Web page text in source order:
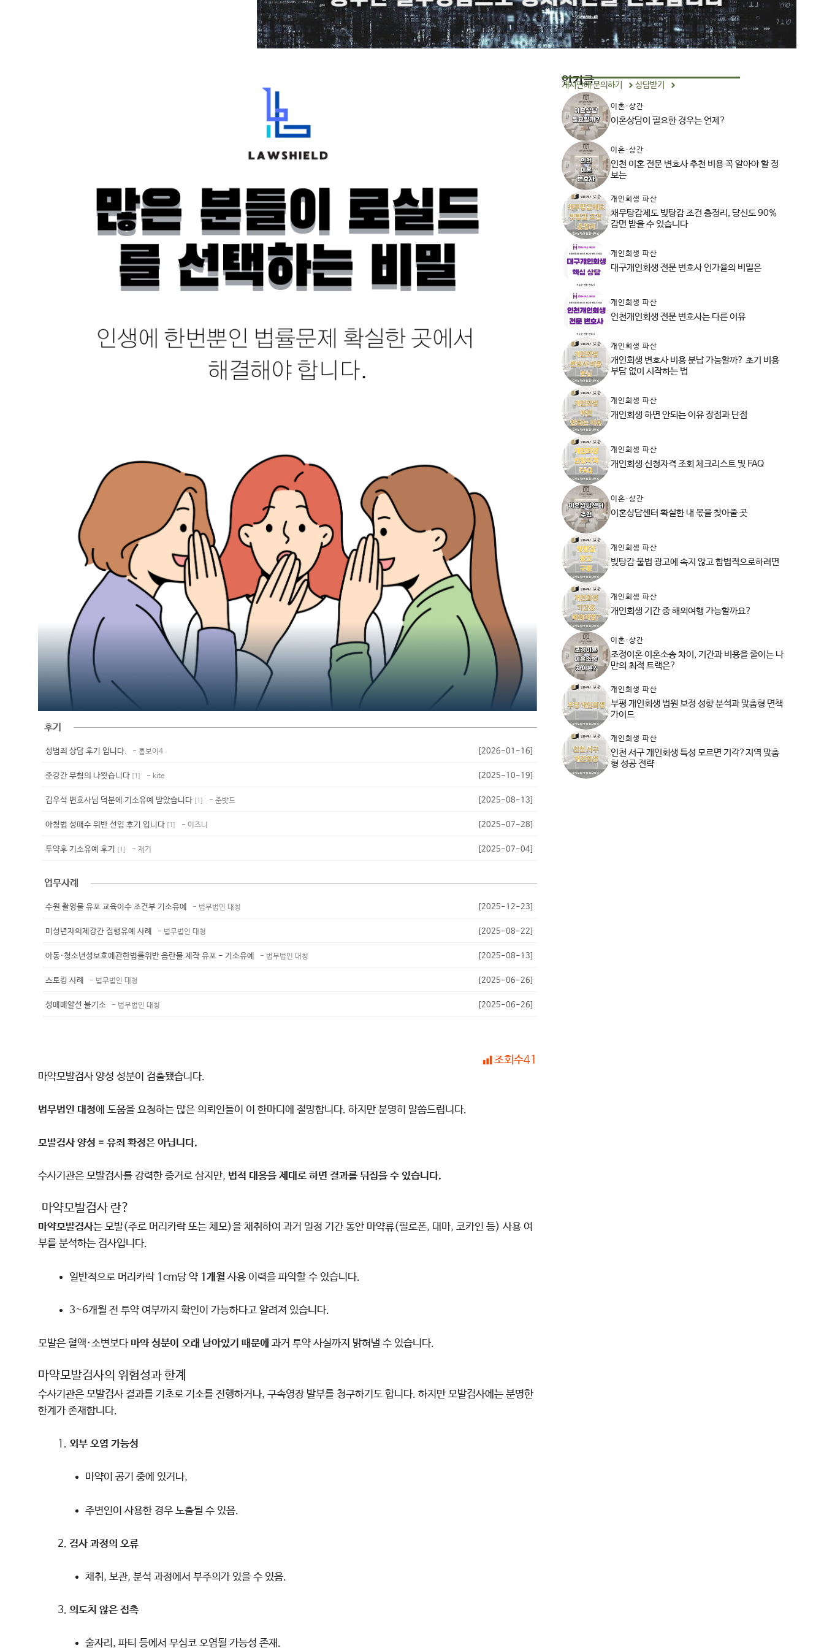
후기
성범죄 상담 후기 입니다. - 톰보이4 [2026-01-16]
준강간 무혐의 나왓습니다 [1 ] - kite [2025-10-19]
김우석 변호사님 덕분에 기소유예 받았습니다 [1 ] - 준밧드 [2025-08-13]
아청법 성매수 위반 선임 후기 입니다 [1 ] - 이즈니 [2025-07-28]
투약후 기소유예 후기 [1 ] - 재기 [2025-07-04]
업무사례
수원 촬영물 유포 교육이수 조건부 기소유예 - 법무법인 대청 [2025-12-23]
미성년자의제강간 집행유예 사례 - 법무법인 대청 [2025-08-22]
아동·청소년성보호에관한법률위반 음란물 제작 유포 - 기소유예 - 법무법인 대청 [2025-08-13]
스토킹 사례 - 법무법인 대청 [2025-06-26]
성매매알선 불기소 - 법무법인 대청 [2025-06-26]
조회수41
마약모발검사 양성 성분이 검출됐습니다.
법무법인 대청에 도움을 요청하는 많은 의뢰인들이 이 한마디에 절망합니다. 하지만 분명히 말씀드립니다.
모발검사 양성 = 유죄 확정은 아닙니다.
수사기관은 모발검사를 강력한 증거로 삼지만, 법적 대응을 제대로 하면 결과를 뒤집을 수 있습니다.
마약모발검사 란?
마약모발검사는 모발(주로 머리카락 또는 체모)을 채취하여 과거 일정 기간 동안 마약류(필로폰, 대마, 코카인 등) 사용 여
부를 분석하는 검사입니다.
일반적으로 머리카락 1cm당 약 1개월 사용 이력을 파악할 수 있습니다.
3~6개월 전 투약 여부까지 확인이 가능하다고 알려져 있습니다.
모발은 혈액·소변보다 마약 성분이 오래 남아있기 때문에 과거 투약 사실까지 밝혀낼 수 있습니다.
마약모발검사의 위험성과 한계
수사기관은 모발검사 결과를 기초로 기소를 진행하거나, 구속영장 발부를 청구하기도 합니다. 하지만 모발검사에는 분명한
한계가 존재합니다.
외부 오염 가능성
마약이 공기 중에 있거나,
주변인이 사용한 경우 노출될 수 있음.
검사 과정의 오류
채취, 보관, 분석 과정에서 부주의가 있을 수 있음.
의도치 않은 접촉
술자리, 파티 등에서 무심코 오염될 가능성 존재.
인기글
게시판에 문의하기 상담받기
이혼·상간
이혼상담이 필요한 경우는 언제?
이혼·상간
인천 이혼 전문 변호사 추천 비용 꼭 알아야 할 정
보는
개인회생 파산
채무탕감제도 빚탕감 조건 총정리, 당신도 90%
감면 받을 수 있습니다
개인회생 파산
대구개인회생 전문 변호사 인가율의 비밀은
개인회생 파산
인천개인회생 전문 변호사는 다른 이유
개인회생 파산
개인회생 변호사 비용 분납 가능할까? 초기 비용
부담 없이 시작하는 법
개인회생 파산
개인회생 하면 안되는 이유 장점과 단점
개인회생 파산
개인회생 신청자격 조회 체크리스트 및 FAQ
이혼·상간
이혼상담센터 확실한 내 몫을 찾아줄 곳
개인회생 파산
빚탕감 불법 광고에 속지 않고 합법적으로하려면
개인회생 파산
개인회생 기간 중 해외여행 가능할까요?
이혼·상간
조정이혼 이혼소송 차이, 기간과 비용을 줄이는 나
만의 최적 트랙은?
개인회생 파산
부평 개인회생 법원 보정 성향 분석과 맞춤형 면책
가이드
개인회생 파산
인천 서구 개인회생 특성 모르면 기각?지역 맞춤
형 성공 전략